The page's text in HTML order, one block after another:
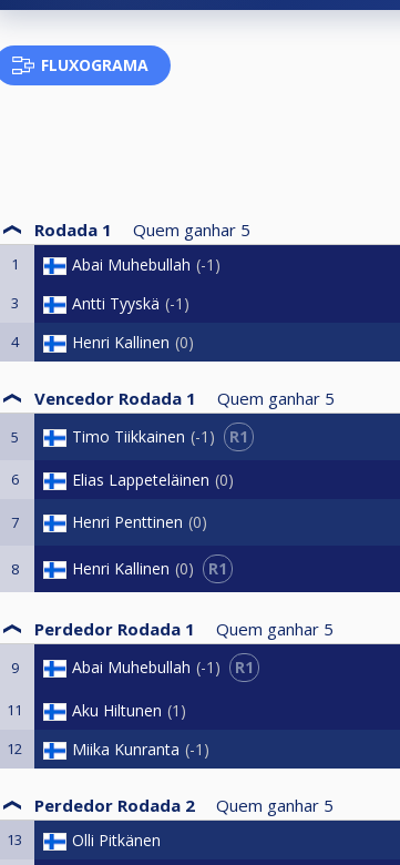
FLUXOGRAMA
Rodada 1 Quem ganhar 5
1 Abai Muhebullah -1
3 Antti Tyyskä -1
4 Henri Kallinen 0
Vencedor Rodada 1 Quem ganhar 5
5 Timo Tiikkainen -1 R1
6 Elias Lappeteläinen 0
7 Henri Penttinen 0
8 Henri Kallinen 0 R1
Perdedor Rodada 1 Quem ganhar 5
9 Abai Muhebullah -1 R1
11 Aku Hiltunen 1
12 Miika Kunranta -1
Perdedor Rodada 2 Quem ganhar 5
13 Olli Pitkänen